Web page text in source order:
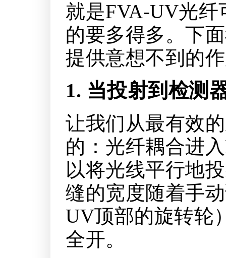
就是FVA-UV光
的要多得多。下
提供意想不到的
1. 当投射到检测
让我们从最有效
的：光纤耦合进
以将光线平行地
缝的宽度随着手
UV顶部的旋转轮
全开。